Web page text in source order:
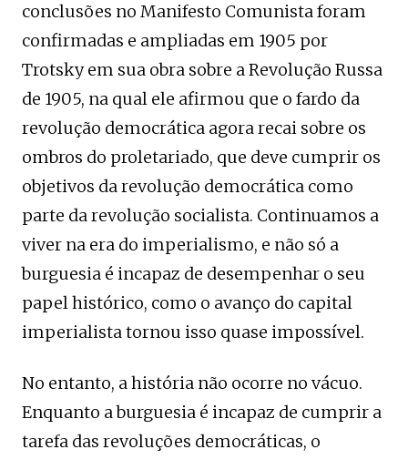
conclusões no Manifesto Comunista foram
confirmadas e ampliadas em 1905 por
Trotsky em sua obra sobre a Revolução Russa
de 1905, na qual ele afirmou que o fardo da
revolução democrática agora recai sobre os
ombros do proletariado, que deve cumprir os
objetivos da revolução democrática como
parte da revolução socialista. Continuamos a
viver na era do imperialismo, e não só a
burguesia é incapaz de desempenhar o seu
papel histórico, como o avanço do capital
imperialista tornou isso quase impossível.
No entanto, a história não ocorre no vácuo.
Enquanto a burguesia é incapaz de cumprir a
tarefa das revoluções democráticas, o